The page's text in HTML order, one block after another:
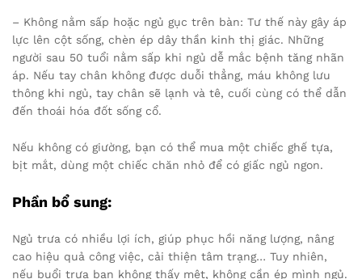
– Không nằm sấp hoặc ngủ gục trên bàn: Tư thế này gây áp
lực lên cột sống, chèn ép dây thần kinh thị giác. Những
người sau 50 tuổi nằm sấp khi ngủ dễ mắc bệnh tăng nhãn
áp. Nếu tay chân không được duỗi thẳng, máu không lưu
thông khi ngủ, tay chân sẽ lạnh và tê, cuối cùng có thể dẫn
đến thoái hóa đốt sống cổ.
Nếu không có giường, bạn có thể mua một chiếc ghế tựa,
bịt mắt, dùng một chiếc chăn nhỏ để có giấc ngủ ngon.
Phần bổ sung:
Ngủ trưa có nhiều lợi ích, giúp phục hồi năng lượng, nâng
cao hiệu quả công việc, cải thiện tâm trạng… Tuy nhiên,
nếu buổi trưa bạn không thấy mệt, không cần ép mình ngủ.